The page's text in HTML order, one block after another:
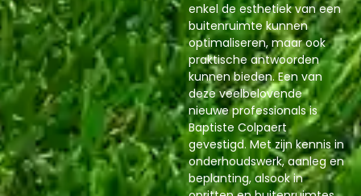
enkel de esthetiek van een
buitenruimte kunnen
optimaliseren, maar ook
praktische antwoorden
kunnen bieden. Een van
deze veelbelovende
nieuwe professionals is
Baptiste Colpaert
gevestigd. Met zijn kennis in
onderhoudswerk, aanleg en
beplanting, alsook in